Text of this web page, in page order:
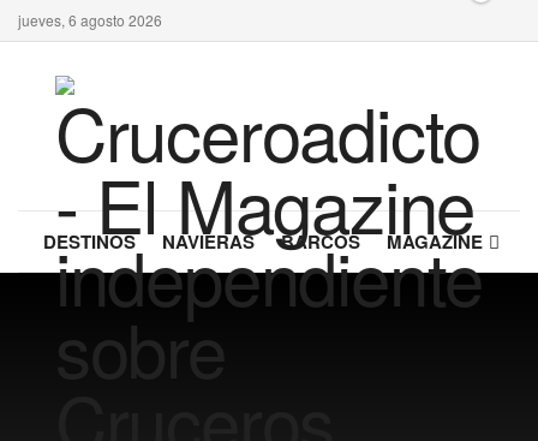
jueves, 6 agosto 2026
DESTINOS NAVIERAS BARCOS MAGAZINE